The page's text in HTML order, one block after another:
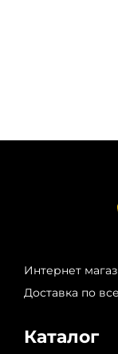
Интернет
Доставка по
Каталог